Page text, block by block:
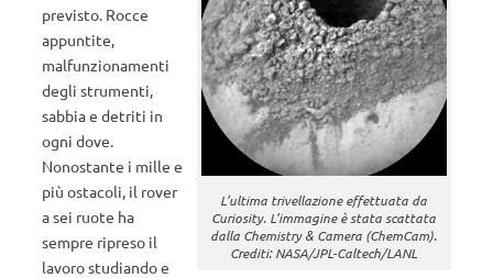
L’ultima trivellazione effettuata da
Curiosity. L’immagine è stata scattata
dalla Chemistry & Camera (ChemCam).
Crediti: NASA/JPL-Caltech/LANL
previsto. Rocce
appuntite,
malfunzionamenti
degli strumenti,
sabbia e detriti in
ogni dove.
Nonostante i mille e
più ostacoli, il rover
a sei ruote ha
sempre ripreso il
lavoro studiando e